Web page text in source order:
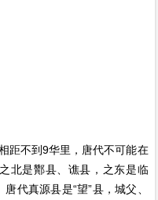
不到9华里，唐代不可能在
北是酇县、谯县，之东是临
代真源县是“望”县，城父、